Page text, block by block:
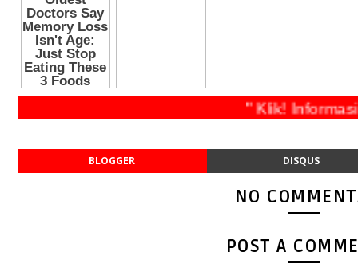
" Klik!
BLOGGER DISQUS
NO
POST A